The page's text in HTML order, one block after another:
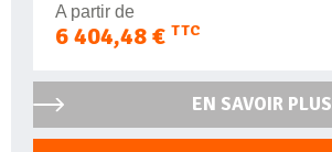
A partir de
6 404,48 € TTC
EN SAVOIR PLUS